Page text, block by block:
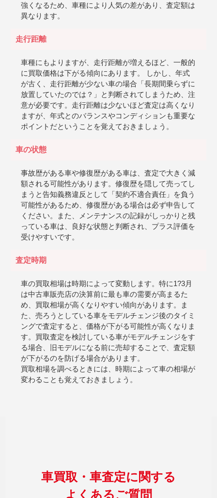
強くなるため、車種により人気の差があり、査定額は
異なります。
走行距離
車種にもよりますが、走行距離が増えるほど、一般的
に買取価格は下がる傾向にあります。 しかし、年式
が古く、走行距離が少ない車の場合「長期間乗らずに
放置していたのでは？」と判断されてしまうため、注
意が必要です。走行距離は少ないほど査定は高くなり
ますが、年式とのバランスやコンディションも重要な
ポイントだということを覚えておきましょう。
車の状態
事故歴がある車や修復歴がある車は、査定で大きく減
額される可能性があります。修復歴を隠して売ってし
まうと告知義務違反として「契約不適合責任」を負う
可能性があるため、修復歴がある場合は必ず申告して
ください。また、メンテナンスの記録がしっかりと残
っている車は、良好な状態と判断され、プラス評価を
受けやすいです。
査定時期
車の買取相場は時期によって変動します。特に1?3月
は中古車販売店の決算前に最も車の需要が高まるた
め、買取相場が高くなりやすい傾向があります。ま
た、売ろうとしている車をモデルチェンジ後のタイミ
ングで査定すると、価格が下がる可能性が高くなりま
す。買取査定を検討している車がモデルチェンジをす
る場合、旧モデルになる前に売却することで、査定額
が下がるのを防げる場合があります。
買取相場を調べるときには、時期によって車の相場が
変わることも覚えておきましょう。
車買取・車査定に関する
よくあるご質問